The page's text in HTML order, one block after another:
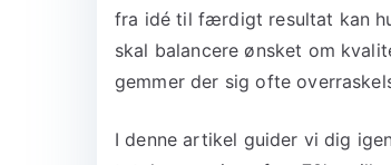
fra idé til færdigt resultat kan
skal balancere ønsket om
gemmer der sig ofte
I denne artikel guider vi dig